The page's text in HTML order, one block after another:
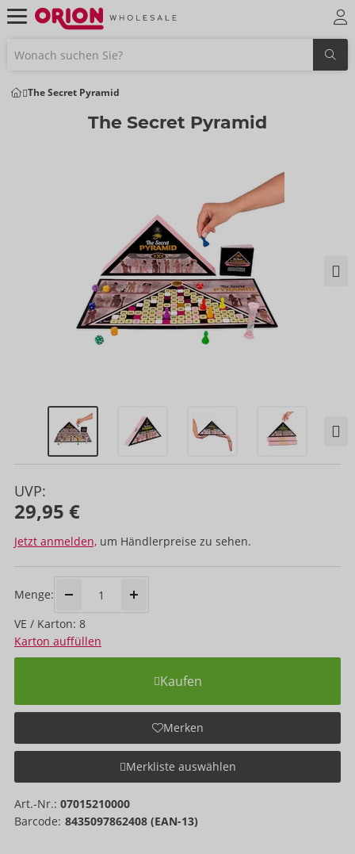
The Secret Pyramid
The Secret Pyramid
UVP:
29,95 €
Jetzt anmelden, um Händlerpreise zu sehen.
Menge:
VE / Karton: 8
Karton auffüllen
Kaufen
Merken
Merkliste auswählen
Art.-Nr.: 07015210000
Barcode: 8435097862408 (EAN-13)